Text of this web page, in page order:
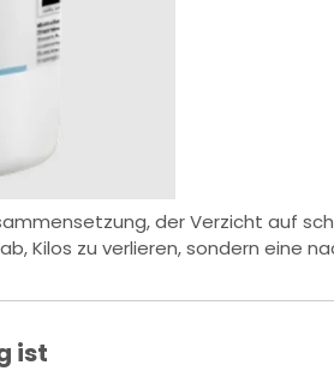
der Verzicht auf
Kilos zu verlieren, sondern eine
ist